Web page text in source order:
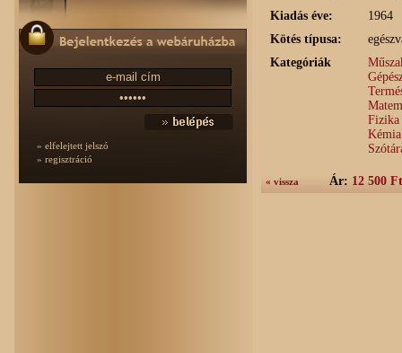
» elfelejtett jelszó
» regisztráció
Kiadás éve:
1964
Kötés típusa:
Kategóriák
Fizika
« vissza Ár: 12 500 Ft